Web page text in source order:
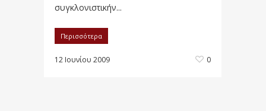
συγκλονιστικήν...
Περισσότερα
12 Ιουνίου 2009 0